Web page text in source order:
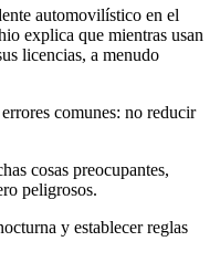
automovilístico en el
explica que mientras usan
licencias, a menudo
comunes: no reducir
cosas preocupantes,
peligrosos.
y establecer reglas